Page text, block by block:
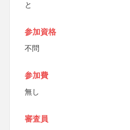
と
参加資格
不問
参加費
無し
審査員